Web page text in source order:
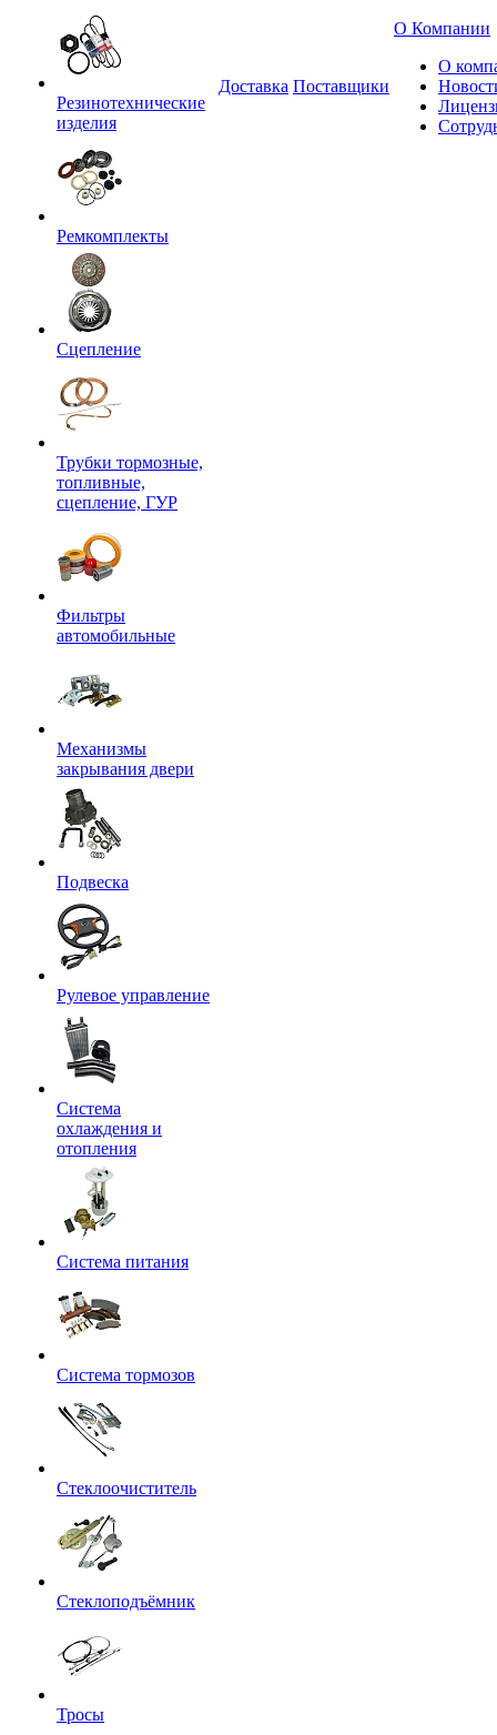
Резинотехнические
изделия
Ремкомплекты
Сцепление
Трубки тормозные,
топливные,
сцепление, ГУР
Фильтры
автомобильные
Механизмы
закрывания двери
Подвеска
Рулевое управление
Система
охлаждения и
отопления
Система питания
Система тормозов
Стеклоочиститель
Стеклоподъёмник
Тросы
Доставка Поставщики
О Компании
О